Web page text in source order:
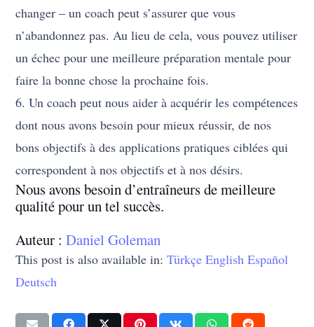
changer – un coach peut s’assurer que vous
n’abandonnez pas. Au lieu de cela, vous pouvez utiliser
un échec pour une meilleure préparation mentale pour
faire la bonne chose la prochaine fois.
6. Un coach peut nous aider à acquérir les compétences
dont nous avons besoin pour mieux réussir, de nos
bons objectifs à des applications pratiques ciblées qui
correspondent à nos objectifs et à nos désirs.
Nous avons besoin d’entraîneurs de meilleure
qualité pour un tel succès.
Auteur :Daniel Goleman
This post is also available in:Türkçe English Español
Deutsch